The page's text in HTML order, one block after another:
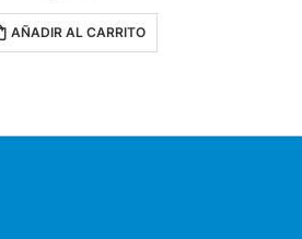
AÑADIR AL CARRITO